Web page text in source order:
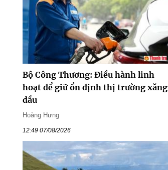
Bộ Công Thương: Điều hành linh
hoạt để giữ ổn định thị trường xăng
dầu
Hoàng Hưng
12:49 07/08/2026